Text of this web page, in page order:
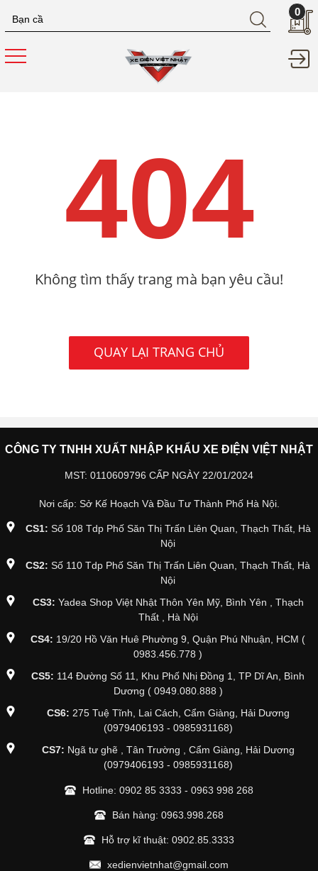
0
404
Không tìm thấy trang mà bạn yêu cầu!
QUAY LẠI TRANG CHỦ
CÔNG TY TNHH XUẤT NHẬP KHẨU XE ĐIỆN VIỆT NHẬT
MST: 0110609796 CẤP NGÀY 22/01/2024
Nơi cấp: Sở Kế Hoạch Và Đầu Tư Thành Phố Hà Nội.
CS1: Số 108 Tdp Phố Săn Thị Trấn Liên Quan, Thạch Thất, Hà
Nội
CS2: Số 110 Tdp Phố Săn Thị Trấn Liên Quan, Thạch Thất, Hà
Nội
CS3: Yadea Shop Việt Nhật Thôn Yên Mỹ, Bình Yên , Thạch
Thất , Hà Nội
CS4: 19/20 Hồ Văn Huê Phường 9, Quận Phú Nhuận, HCM (
0983.456.778 )
CS5: 114 Đường Số 11, Khu Phố Nhị Đồng 1, TP Dĩ An, Bình
Dương ( 0949.080.888 )
CS6: 275 Tuệ Tĩnh, Lai Cách, Cẩm Giàng, Hải Dương
(0979406193 - 0985931168)
CS7: Ngã tư ghẽ , Tân Trường , Cẩm Giàng, Hải Dương
(0979406193 - 0985931168)
Hotline: 0902 85 3333 - 0963 998 268
Bán hàng: 0963.998.268
Hỗ trợ kĩ thuật: 0902.85.3333
xedienvietnhat@gmail.com